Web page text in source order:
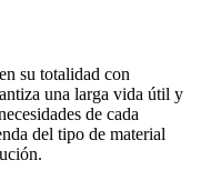
su totalidad con
una larga vida útil y
de cada
del tipo de material